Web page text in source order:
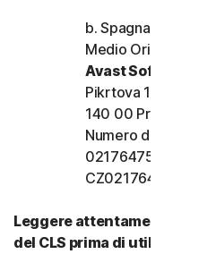
b. Spagna, Francia,
Medio Oriente e
Avast Software
Pikrtova 1737/1a,
140 00 Praga 4,
Numero di
02176475 e
CZ02176475
Leggere attentamente tutti i
del CLS prima di utilizzare i